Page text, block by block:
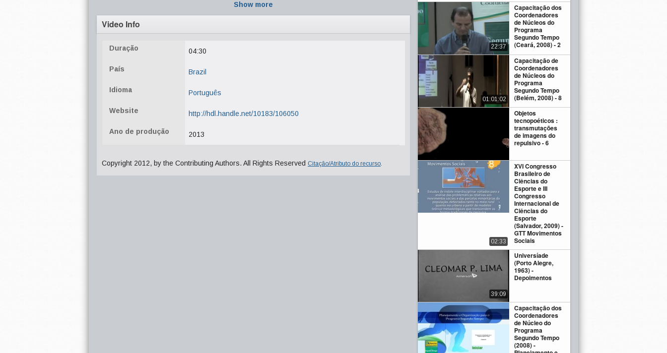
Show more
Video Info
Duração 04:30
País Brazil
Idioma Português
Website http://hdl.handle.net/10183/106050
Ano de produção 2013
Copyright 2012, by the Contributing Authors. All Rights Reserved Citação/Atributo do recurso.
Capacitação dos
Coordenadores
de Núcleos do
Programa
Segundo Tempo
(Ceará, 2008) - 2
22:37
Capacitação de
Coordenadores
de Núcleos do
Programa
Segundo Tempo
(Belém, 2008) - 8
01:01:02
Objetos
tecnopoéticos :
transmutações
de imagens do
repulsivo - 6
XVI Congresso
Brasileiro de
Ciências do
Esporte e III
Congresso
Internacional de
Ciências do
Esporte
(Salvador, 2009) -
GTT Movimentos
Sociais
02:33
Universíade
(Porto Alegre,
1963) -
Depoimentos
39:09
Capacitação dos
Coordenadores
de Núcleo do
Programa
Segundo Tempo
(2008) -